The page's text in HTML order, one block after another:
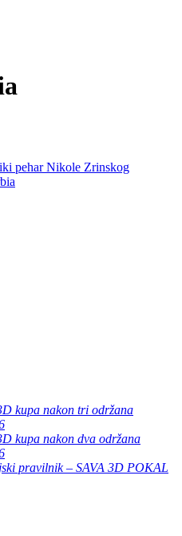
pehar Nikole Zrinskog
kupa nakon tri održana
kupa nakon dva održana
pravilnik – SAVA 3D POKAL